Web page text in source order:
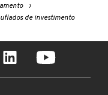
de investimento